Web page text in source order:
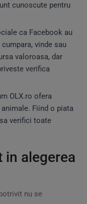
cunoscute pentru
ca Facebook au
vinde sau
valoroasa, dar
verifica
OLX.ro ofera
Fiind o piata
verifici toate
in alegerea
nu se